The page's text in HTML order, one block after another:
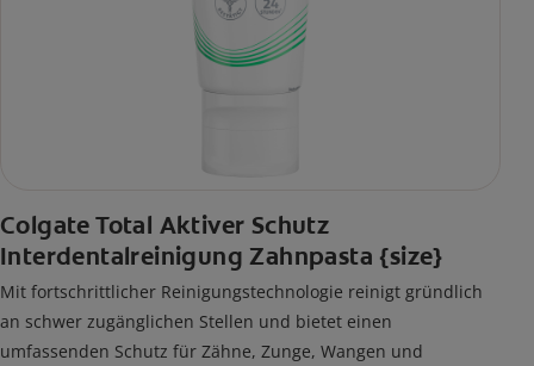
Colgate Total Aktiver Schutz
Interdentalreinigung Zahnpasta {size}
Mit fortschrittlicher Reinigungstechnologie reinigt gründlich
an schwer zugänglichen Stellen und bietet einen
umfassenden Schutz für Zähne, Zunge, Wangen und